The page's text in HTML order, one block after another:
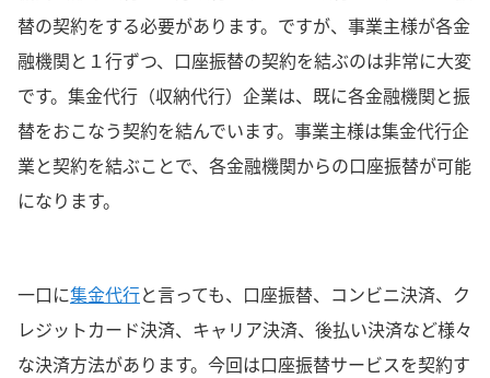
替の契約をする必要があります。ですが、事業主様が各金
融機関と１行ずつ、口座振替の契約を結ぶのは非常に大変
です。集金代行（収納代行）企業は、既に各金融機関と振
替をおこなう契約を結んでいます。事業主様は集金代行企
業と契約を結ぶことで、各金融機関からの口座振替が可能
になります。
一口に集金代行と言っても、口座振替、コンビニ決済、ク
レジットカード決済、キャリア決済、後払い決済など様々
な決済方法があります。今回は口座振替サービスを契約す